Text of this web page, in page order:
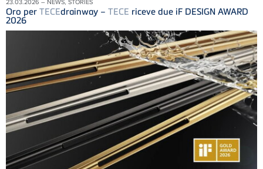
23.03.2026 – NEWS, STORIES
Oro per TECEdrainway – TECE riceve due iF DESIGN AWARD
2026